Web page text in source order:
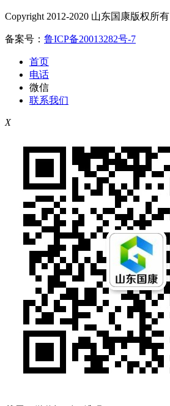
Copyright 2012-2020 山东国康版权所有
备案号： 鲁ICP备20013282号-7
首页
电话
微信
联系我们
X